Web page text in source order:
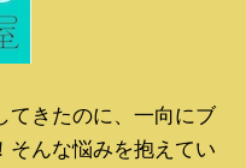
てきたのに、一向にブ
そんな悩みを抱えてい